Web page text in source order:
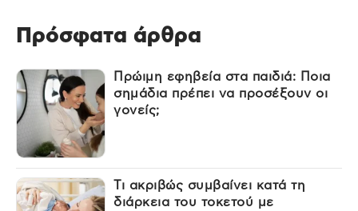
Πρόσφατα άρθρα
Πρώιμη εφηβεία στα παιδιά: Ποια
σημάδια πρέπει να προσέξουν οι
γονείς;
Τι ακριβώς συμβαίνει κατά τη
διάρκεια του τοκετού με